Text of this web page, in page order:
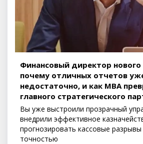
Финансовый директор нового
почему отличных отчетов
недостаточно, и как MBA
главного стратегического
Вы уже выстроили прозрачный
внедрили эффективное
прогнозировать кассовые
точностью